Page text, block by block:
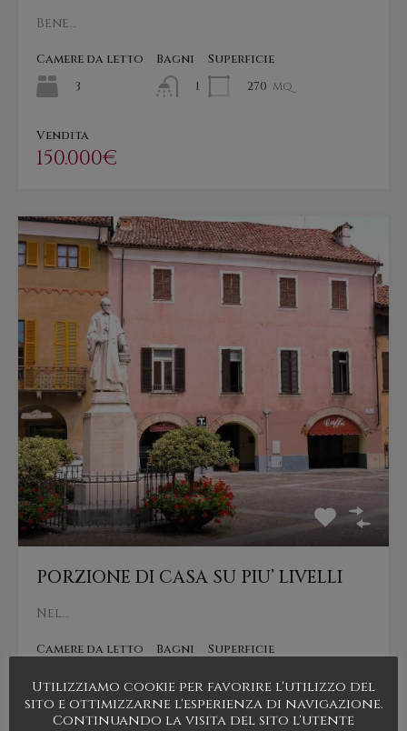
Bene…
Camere da letto
3
Bagni
1
Superficie
270 mq
Vendita
150.000€
PORZIONE DI CASA SU PIU’ LIVELLI
Nel…
Camere da letto
Bagni
Superficie
Vendita
Utilizziamo cookie per favorire l'utilizzo del
sito e ottimizzarne l'esperienza di navigazione.
Continuando la visita del sito l'utente